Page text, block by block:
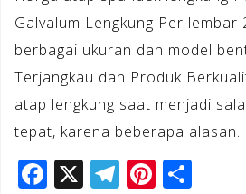
Galvalum Lengkung Per lembar
berbagai ukuran dan model
Terjangkau dan Produk
atap lengkung saat menjadi
tepat, karena beberapa
F X T Pi